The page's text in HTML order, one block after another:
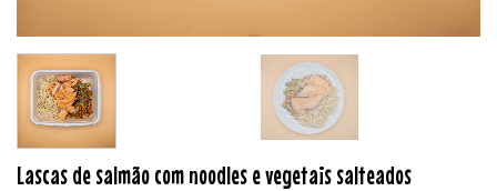
Lascas de salmão com noodles e vegetais salteados